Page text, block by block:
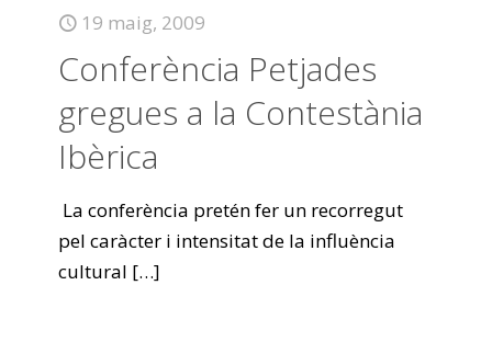
19 maig, 2009
Conferència Petjades
gregues a la Contestània
Ibèrica
La conferència pretén fer un recorregut
pel caràcter i intensitat de la influència
cultural […]